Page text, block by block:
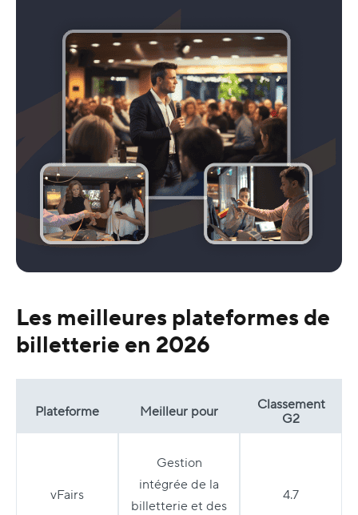
Les meilleures plateformes de
billetterie en 2026
Plateforme
vFairs
Meilleur pour
Gestion
intégrée de la
billetterie et des
Classement
G2
4.7